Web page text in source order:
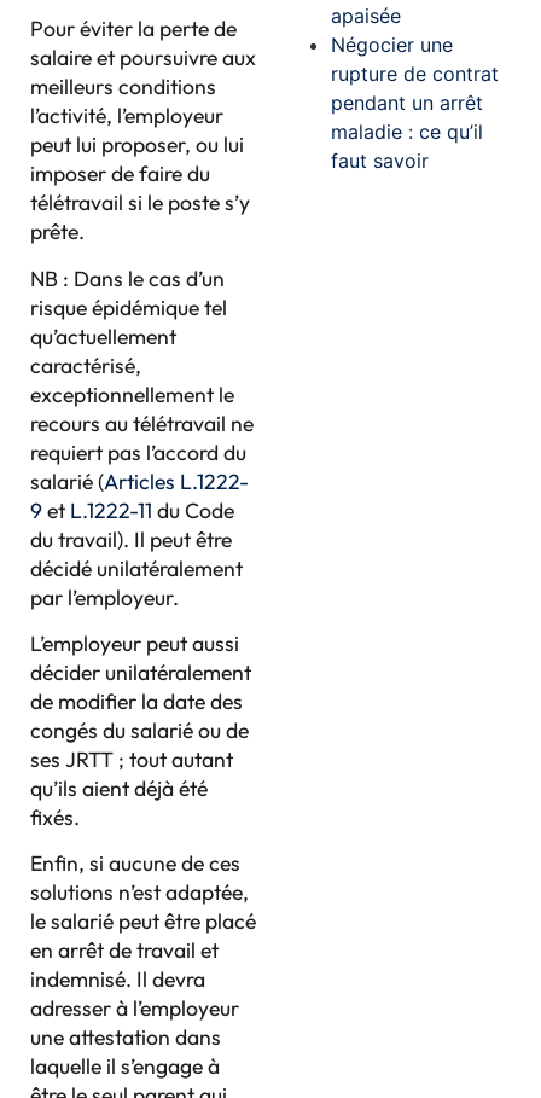
Pour éviter la perte de
salaire et poursuivre aux
meilleurs conditions
l’activité, l’employeur
peut lui proposer, ou lui
imposer de faire du
télétravail si le poste s’y
prête.
NB : Dans le cas d’un
risque épidémique tel
qu’actuellement
caractérisé,
exceptionnellement le
recours au télétravail ne
requiert pas l’accord du
salarié (Articles L.1222-
9et L.1222-11 du Code
du travail). Il peut être
décidé unilatéralement
par l’employeur.
L’employeur peut aussi
décider unilatéralement
de modifier la date des
congés du salarié ou de
ses JRTT ; tout autant
qu’ils aient déjà été
fixés.
Enfin, si aucune de ces
solutions n’est adaptée,
le salarié peut être placé
en arrêt de travail et
indemnisé. Il devra
adresser à l’employeur
une attestation dans
laquelle il s’engage à
apaisée
Négocier une
rupture de contrat
pendant un arrêt
maladie : ce qu’il
faut savoir